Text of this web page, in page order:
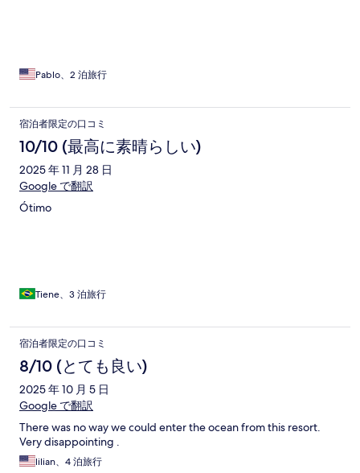
private beach and yes they have a small piece however you cant
person with a wheel barrael removing the seaweed. At no time
can the beach be used as the water looks black due to so much
seaweed, Horribel hotel they should be ashamed to provide
such bad service.
Pablo、2 泊旅行
宿泊者限定の口コミ
10/10 (最高に素晴らしい)
2025 年 11 月 28 日
Google で翻訳
Ótimo
Tiene、3 泊旅行
宿泊者限定の口コミ
8/10 (とても良い)
2025 年 10 月 5 日
Google で翻訳
There was no way we could enter the ocean from this resort.
Very disappointing .
lilian、4 泊旅行